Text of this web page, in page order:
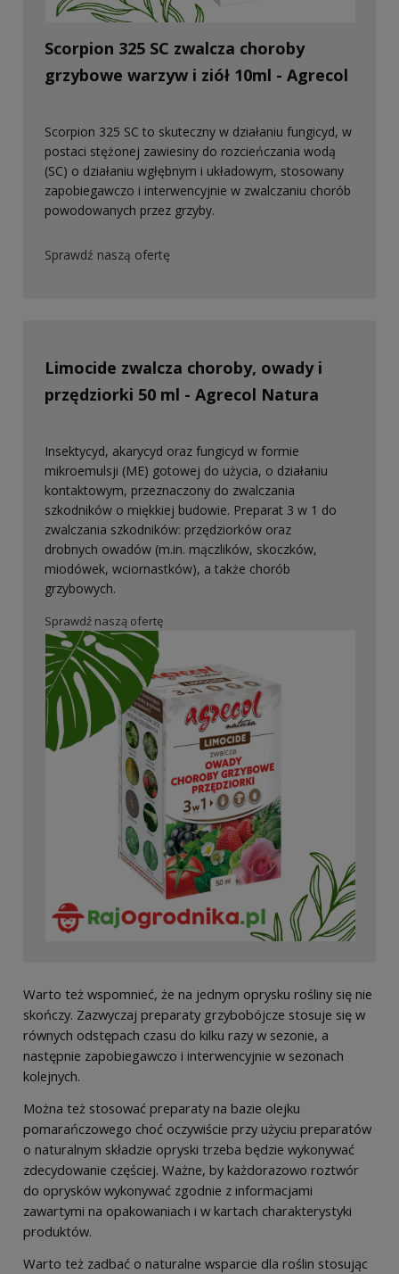
Scorpion 325 SC zwalcza choroby
grzybowe warzyw i ziół 10ml - Agrecol
Scorpion 325 SC to skuteczny w działaniu fungicyd, w
postaci stężonej zawiesiny do rozcieńczania wodą
(SC) o działaniu wgłębnym i układowym, stosowany
zapobiegawczo i interwencyjnie w zwalczaniu chorób
powodowanych przez grzyby.
Sprawdź naszą ofertę
Limocide zwalcza choroby, owady i
przędziorki 50 ml - Agrecol Natura
Insektycyd, akarycyd oraz fungicyd w formie
mikroemulsji (ME) gotowej do użycia, o działaniu
kontaktowym, przeznaczony do zwalczania
szkodników o miękkiej budowie. Preparat 3 w 1 do
zwalczania szkodników: przędziorków oraz
drobnych owadów (m.in. mączlików, skoczków,
miodówek, wciornastków), a także chorób
grzybowych.
Sprawdź naszą ofertę
Warto też wspomnieć, że na jednym oprysku rośliny się nie
skończy. Zazwyczaj preparaty grzybobójcze stosuje się w
równych odstępach czasu do kilku razy w sezonie, a
następnie zapobiegawczo i interwencyjnie w sezonach
kolejnych.
Można też stosować preparaty na bazie olejku
pomarańczowego choć oczywiście przy użyciu preparatów
o naturalnym składzie opryski trzeba będzie wykonywać
zdecydowanie częściej. Ważne, by każdorazowo roztwór
do oprysków wykonywać zgodnie z informacjami
zawartymi na opakowaniach i w kartach charakterystyki
produktów.
Warto też zadbać o naturalne wsparcie dla roślin stosując